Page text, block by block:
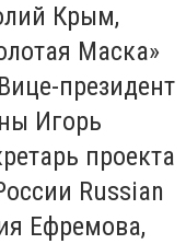
Крым,
Маска»
президент
Игорь
проекта
Russian
Ефремова,